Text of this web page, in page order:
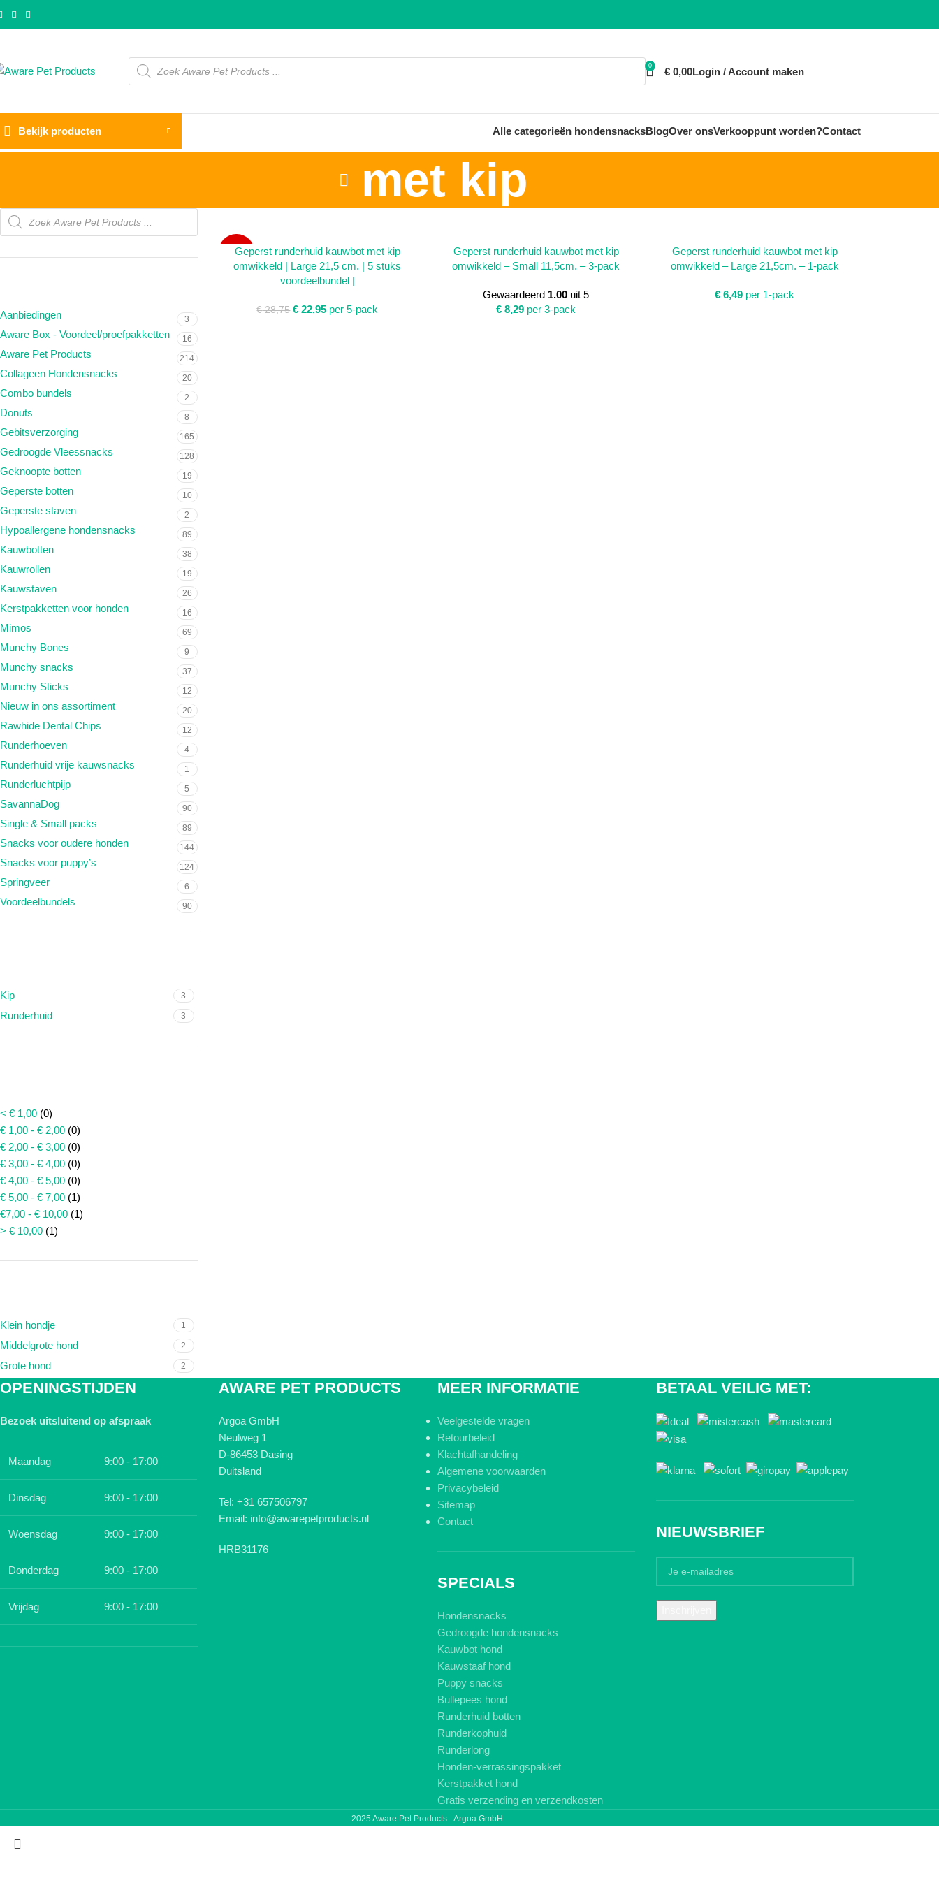
0 € 0,00Login / Account maken
Bekijk producten Alle categorieën hondensnacksBlogOver onsVerkooppunt worden?Contact
met kip
Aanbiedingen 3
Aware Box - Voordeel/proefpakketten 16
Aware Pet Products 214
Collageen Hondensnacks 20
Combo bundels 2
Donuts 8
Gebitsverzorging 165
Gedroogde Vleessnacks 128
Geknoopte botten 19
Geperste botten 10
Geperste staven 2
Hypoallergene hondensnacks 89
Kauwbotten 38
Kauwrollen 19
Kauwstaven 26
Kerstpakketten voor honden 16
Mimos 69
Munchy Bones 9
Munchy snacks 37
Munchy Sticks 12
Nieuw in ons assortiment 20
Rawhide Dental Chips 12
Runderhoeven 4
Runderhuid vrije kauwsnacks 1
Runderluchtpijp 5
SavannaDog 90
Single & Small packs 89
Snacks voor oudere honden 144
Snacks voor puppy’s 124
Springveer 6
Voordeelbundels 90
Kip 3
Runderhuid 3
< € 1,00 (0)
€ 1,00 - € 2,00 (0)
€ 2,00 - € 3,00 (0)
€ 3,00 - € 4,00 (0)
€ 4,00 - € 5,00 (0)
€ 5,00 - € 7,00 (1)
€7,00 - € 10,00 (1)
> € 10,00 (1)
Klein hondje 1
Middelgrote hond 2
Grote hond 2
SALE
TOEVOEGEN AAN WINKELWAGEN
Geperst runderhuid kauwbot met kip
omwikkeld | Large 21,5 cm. | 5 stuks
voordeelbundel |
€28,75 € 22,95 per 5-pack
TOEVOEGEN AAN WINKELWAGEN
Geperst runderhuid kauwbot met kip
omwikkeld – Small 11,5cm. – 3-pack
Gewaardeerd 1.00 uit 5
€ 8,29 per 3-pack
TOEVOEGEN AAN WINKELWAGEN
Geperst runderhuid kauwbot met kip
omwikkeld – Large 21,5cm. – 1-pack
€ 6,49 per 1-pack
OPENINGSTIJDEN
Bezoek uitsluitend op afspraak
Maandag 9:00 - 17:00
Dinsdag 9:00 - 17:00
Woensdag 9:00 - 17:00
Donderdag 9:00 - 17:00
Vrijdag 9:00 - 17:00
AWARE PET PRODUCTS
Argoa GmbH
Neulweg 1
D-86453 Dasing
Duitsland
Tel: +31 657506797
Email: info@awarepetproducts.nl
HRB31176
MEER INFORMATIE
Veelgestelde vragen
Retourbeleid
Klachtafhandeling
Algemene voorwaarden
Privacybeleid
Sitemap
Contact
SPECIALS
Hondensnacks
Gedroogde hondensnacks
Kauwbot hond
Kauwstaaf hond
Puppy snacks
Bullepees hond
Runderhuid botten
Runderkophuid
Runderlong
Honden-verrassingspakket
Kerstpakket hond
Gratis verzending en verzendkosten
BETAAL VEILIG MET:
NIEUWSBRIEF
2025 Aware Pet Products - Argoa GmbH